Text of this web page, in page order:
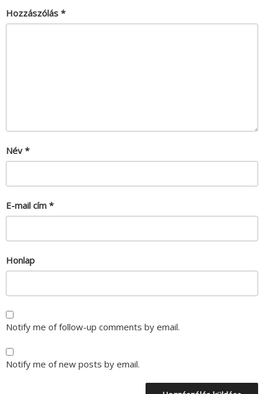
Hozzászólás *
Név *
E-mail cím *
Honlap
Notify me of follow-up comments by email.
Notify me of new posts by email.